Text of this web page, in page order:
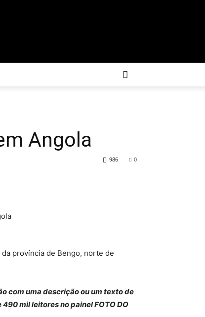
Angola
0
986
província de Bengo, norte de
com uma descrição ou um texto de
mil leitores no painel FOTO DO